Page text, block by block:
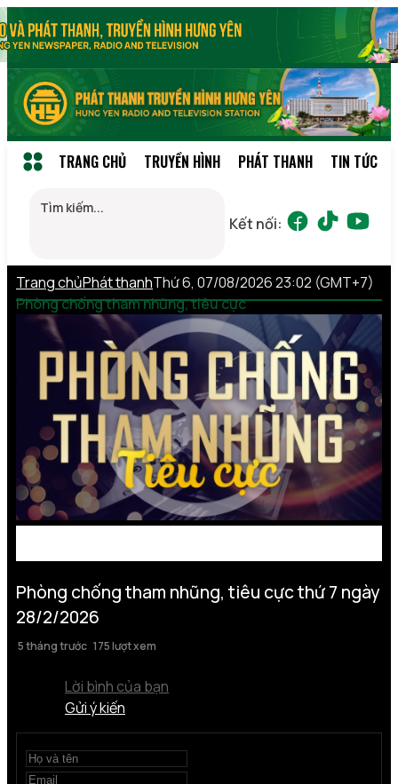
TRANG CHỦ TRUYỀN HÌNH PHÁT THANH TIN TỨC
Kết nối:
Trang chủPhát thanh
Phòng chống tham nhũng, tiêu cực
Thứ 6, 07/08/2026 23:02 (GMT+7)
Phòng chống tham nhũng, tiêu cực thứ 7 ngày
28/2/2026
5 tháng trước 175 lượt xem
Lời bình của bạn
Gửi ý kiến